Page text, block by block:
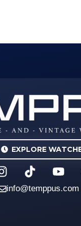
EXPLORE
I
n
s
Y
o
u
info@temppus.com